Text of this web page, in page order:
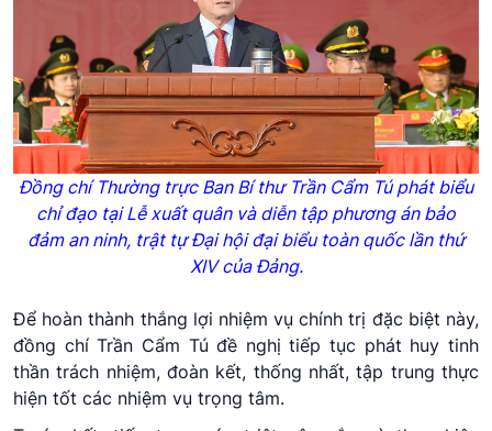
Đồng chí Thường trực Ban Bí thư Trần Cẩm Tú phát biểu
chỉ đạo tại Lễ xuất quân và diễn tập phương án bảo
đảm an ninh, trật tự Đại hội đại biểu toàn quốc lần thứ
XIV của Đảng.
Để hoàn thành thắng lợi nhiệm vụ chính trị đặc biệt này,
đồng chí Trần Cẩm Tú đề nghị tiếp tục phát huy tinh
thần trách nhiệm, đoàn kết, thống nhất, tập trung thực
hiện tốt các nhiệm vụ trọng tâm.